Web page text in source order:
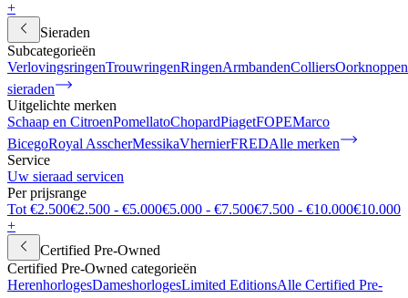
+
Sieraden
Subcategorieën
VerlovingsringenTrouwringenRingenArmbandenColliersOorknoppen
sieraden
Uitgelichte merken
Schaap en CitroenPomellatoChopardPiagetFOPEMarco
BicegoRoyal AsscherMessikaVhernierFREDAlle merken
Service
Uw sieraad servicen
Per prijsrange
Tot €2.500€2.500 - €5.000€5.000 - €7.500€7.500 - €10.000€10.000
+
Certified Pre-Owned
Certified Pre-Owned categorieën
HerenhorlogesDameshorlogesLimited EditionsAlle Certified Pre-